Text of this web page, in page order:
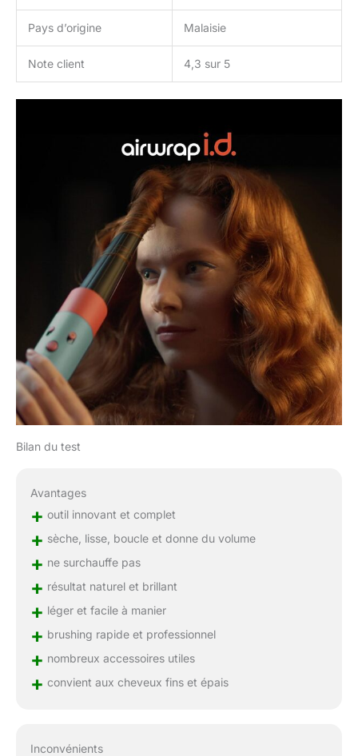
Pays d’origine Malaisie
Note client 4,3 sur 5
Bilan du test
Avantages
+ outil innovant et complet
+ sèche, lisse, boucle et donne du volume
+ ne surchauffe pas
+ résultat naturel et brillant
+ léger et facile à manier
+ brushing rapide et professionnel
+ nombreux accessoires utiles
+ convient aux cheveux fins et épais
Inconvénients